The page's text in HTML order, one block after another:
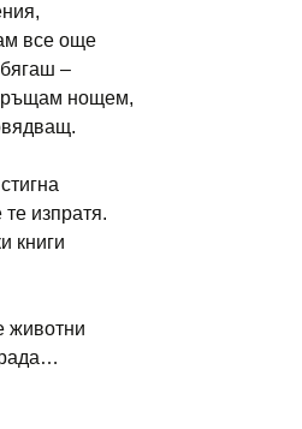
все още
–
нощем,
изпратя.
книги
животни